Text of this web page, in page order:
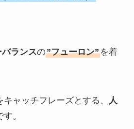
ランスの”フューロン”を着
キャッチフレーズとする、
人
す。